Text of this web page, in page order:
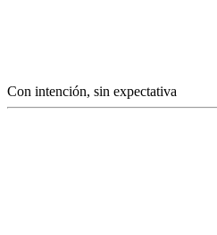
Con intención, sin expectativa